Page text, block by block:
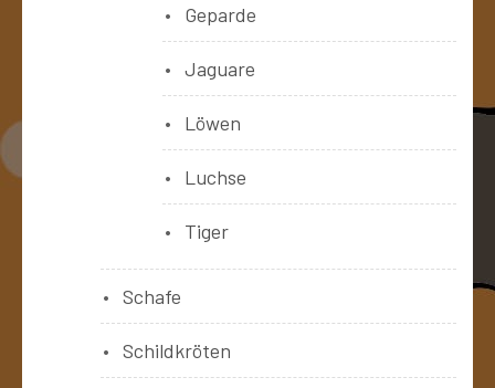
Geparde
Jaguare
Löwen
Luchse
Tiger
Schafe
Schildkröten